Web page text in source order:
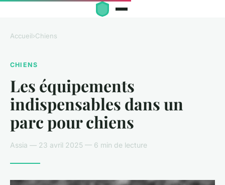
Accueil›Chiens
CHIENS
Les équipements
indispensables dans un
parc pour chiens
Assia — 23 avril 2025 — 6 min de lecture